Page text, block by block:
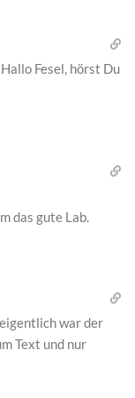
Fesel, hörst Du
das gute Lab.
war der
Text und nur